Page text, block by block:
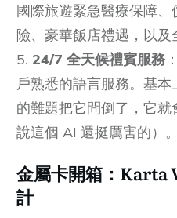
國際旅遊緊急醫療保障
險、豪華飯店禮遇，以及
5. 24/7 全天候禮賓服務
戶熟悉的語言服務。基
的難題把它問倒了，它
說這個 AI 還挺厲害的）。
金屬卡開箱：
計